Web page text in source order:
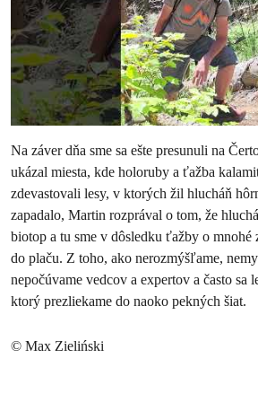
Na záver dňa sme sa ešte presunuli na
ukázal miesta, kde holoruby a ťažba
zdevastovali lesy, v ktorých žil hlucháň
zapadalo, Martin rozprával o tom, že
biotop a tu sme v dôsledku ťažby o
do plaču. Z toho, ako nerozmýšľame,
nepočúvame vedcov a expertov a často sa
ktorý prezliekame do naoko pekných šiat.
© Max Zieliński